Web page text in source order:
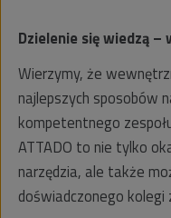
Dzielenie się wiedzą
Wierzymy, że
najlepszych sposobów
kompetentnego
ATTADO to nie tylko
narzędzia, ale także
doświadczonego kolegi